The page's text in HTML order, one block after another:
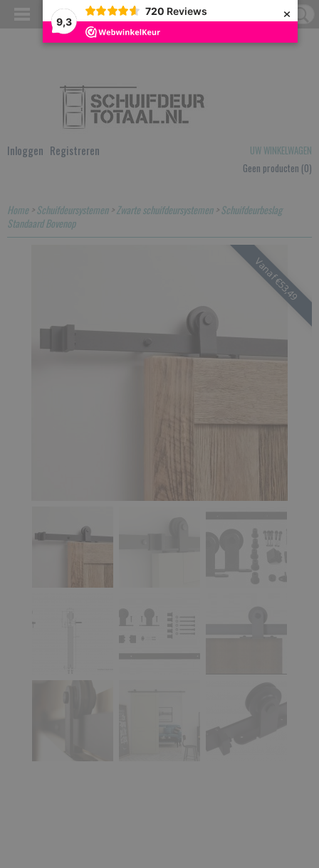
9,3
720 Reviews ×
Inloggen Registreren
UW WINKELWAGEN
Geen producten (0)
Home>Schuifdeursystemen>Zwarte schuifdeursystemen>Schuifdeurbeslag
Standaard Bovenop
Vanaf €53,49